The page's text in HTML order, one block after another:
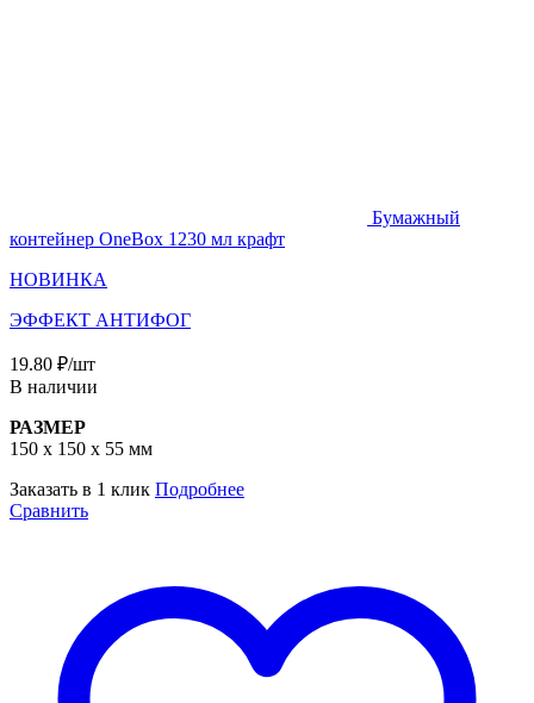
Бумажный
контейнер OneBox 1230 мл крафт
НОВИНКА
ЭФФЕКТ АНТИФОГ
19.80 ₽/шт
В наличии
РАЗМЕР
150 х 150 x 55 мм
Заказать в 1 клик Подробнее
Сравнить